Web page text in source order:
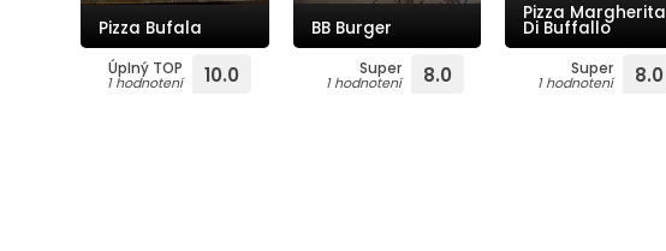
Pizza Bufala
Úplný TOP
1 hodnotení 10.0
BB Burger
Super
1 hodnotení 8.0
Pizza Margherita
Di Buffallo
Super
1 hodnotení 8.0